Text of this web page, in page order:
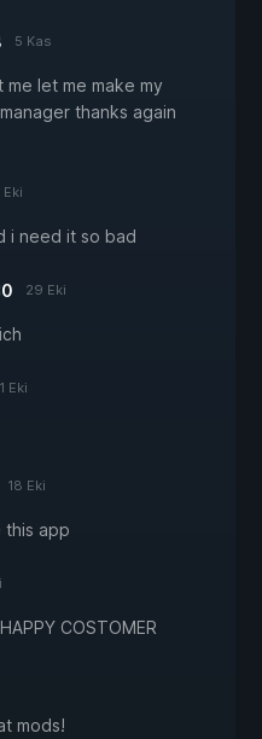
5 Kas
let me make my
thanks again
i need it so bad
29 Eki
Eki
18 Eki
this app
COSTOMER
mods!